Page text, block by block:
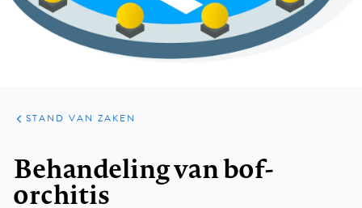
ARTIKELEN
PRAKTIJK
STAND VAN ZAKEN
Behandeling van bof-
orchitis